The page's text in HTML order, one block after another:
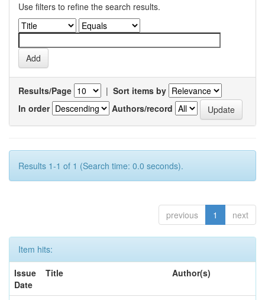
Use filters to refine the search results.
Results/Page | Sort items by
In order
Authors/record
Results 1-1 of 1 (Search time: 0.0 seconds).
previous 1 next
Item hits:
Issue
Date
Title Author(s)